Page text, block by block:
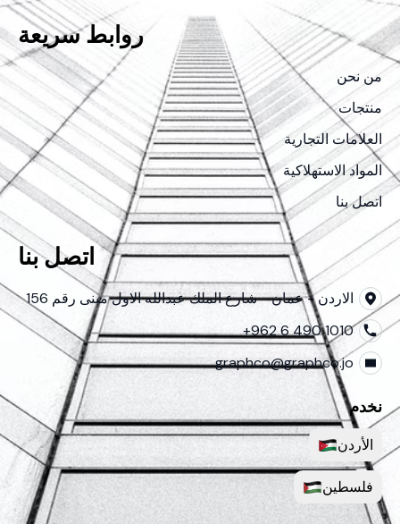
روابط سريعة
من نحن
منتجات
العلامات التجارية
المواد الاستهلاكية
اتصل بنا
اتصل بنا
الاردن - عمان - شارع الملك عبدالله الاول مبنى رقم 156
+962 6 490 1010
graphco@graphco.jo
نخدم
الأردن
فلسطين